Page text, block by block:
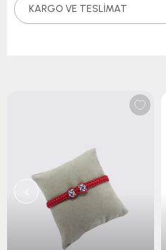
KARGO VE TESLIMAT
‹